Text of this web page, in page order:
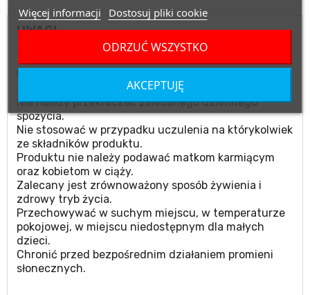
UWAGI
Suplement diety.
substytut zróżnicowanej diety.
Nie należy przekraczać zalecanego dziennego
spożycia.
Nie stosować w przypadku uczulenia na którykolwiek
ze składników produktu.
Produktu nie należy podawać matkom karmiącym
oraz kobietom w ciąży.
Zalecany jest zrównoważony sposób żywienia i
zdrowy tryb życia.
Przechowywać w suchym miejscu, w temperaturze
pokojowej, w miejscu niedostępnym dla małych
dzieci.
Chronić przed bezpośrednim działaniem promieni
słonecznych.
Więcej informacji Dostosuj pliki cookie
ODRZUĆ WSZYSTKO
AKCEPTUJĘ